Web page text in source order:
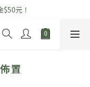
惠中 /
元！
」優惠！
置